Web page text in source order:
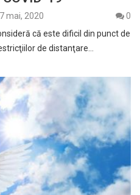
7 mai, 2020
0
că este dificil din punct de
de distanţare…